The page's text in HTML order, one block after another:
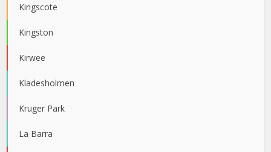
Kingscote
Kingston
Kirwee
Kladesholmen
Kruger Park
La Barra